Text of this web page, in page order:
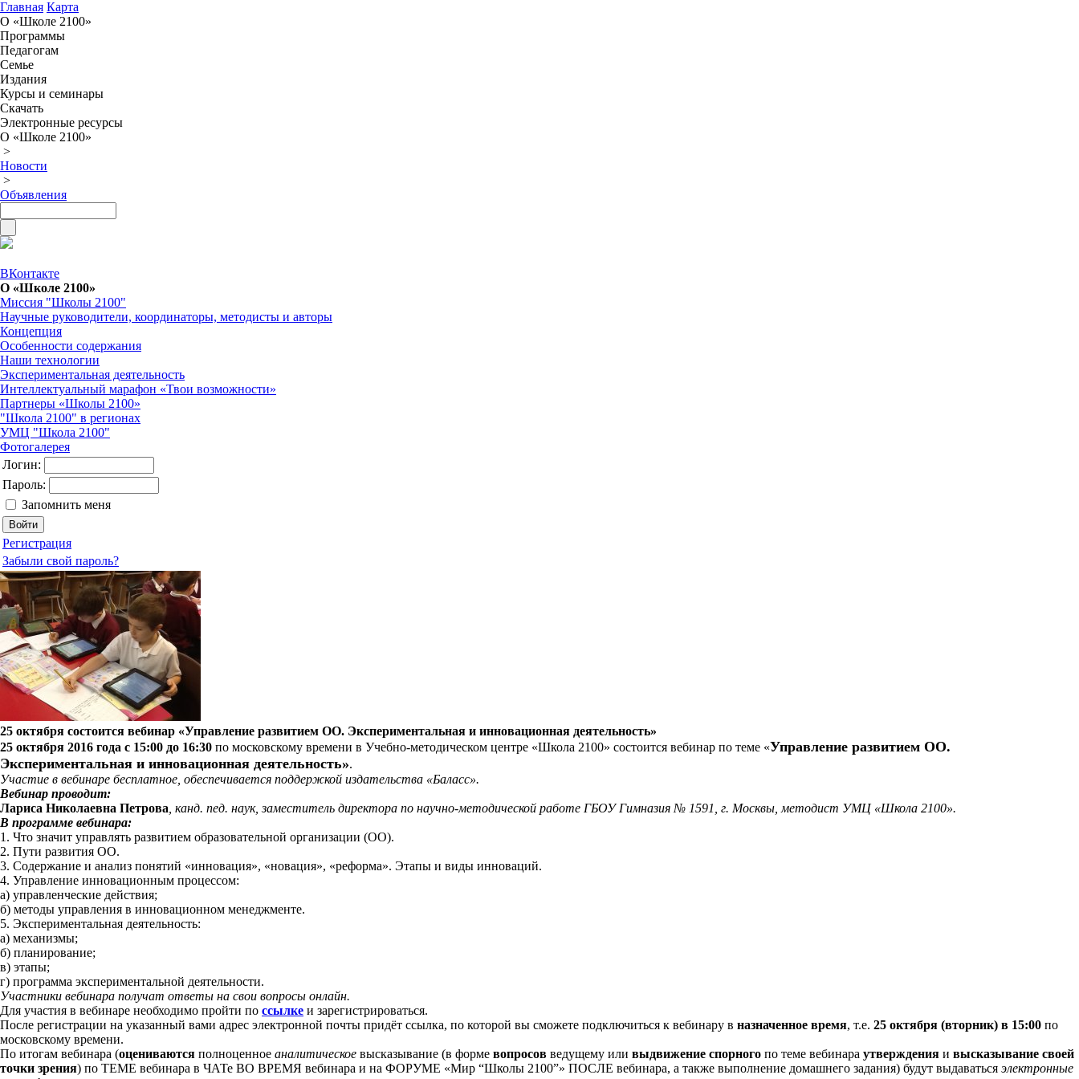
Главная Карта
О «Школе 2100»
Программы
Педагогам
Семье
Издания
Курсы и семинары
Скачать
Электронные ресурсы
О «Школе 2100»
>
Новости
>
Объявления
ВКонтакте
О «Школе 2100»
Миссия "Школы 2100"
Научные руководители, координаторы, методисты и авторы
Концепция
Особенности содержания
Наши технологии
Экспериментальная деятельность
Интеллектуальный марафон «Твои возможности»
Партнеры «Школы 2100»
"Школа 2100" в регионах
УМЦ "Школа 2100"
Фотогалерея
Логин:
Пароль:
Запомнить меня
Регистрация
Забыли свой пароль?
25 октября состоится вебинар «Управление развитием ОО. Экспериментальная и инновационная деятельность»
25 октября 2016 года с 15:00 до 16:30 по московскому времени в Учебно-методическом центре «Школа 2100» состоится вебинар по теме «Управление развитием ОО.
Экспериментальная и инновационная деятельность».
Участие в вебинаре бесплатное, обеспечивается поддержкой издательства «Баласс».
Вебинар проводит:
Лариса Николаевна Петрова , канд. пед. наук, заместитель директора по научно-методической работе ГБОУ Гимназия № 1591, г. Москвы, методист УМЦ «Школа 2100».
В программе вебинара:
1. Что значит управлять развитием образовательной организации (ОО).
2. Пути развития ОО.
3. Содержание и анализ понятий «инновация», «новация», «реформа». Этапы и виды инноваций.
4. Управление инновационным процессом:
а) управленческие действия;
б) методы управления в инновационном менеджменте.
5. Экспериментальная деятельность:
а) механизмы;
б) планирование;
в) этапы;
г) программа экспериментальной деятельности.
Участники вебинара получат ответы на свои вопросы онлайн.
Для участия в вебинаре необходимо пройти по ссылке и зарегистрироваться.
После регистрации на указанный вами адрес электронной почты придёт ссылка, по которой вы сможете подключиться к вебинару в назначенное время, т.е. 25 октября (вторник) в 15:00 по
московскому времени.
По итогам вебинара (оцениваются полноценное аналитическое высказывание (в форме вопросов ведущему или выдвижение спорного по теме вебинара утверждения и высказывание своей
точки зрения) по ТЕМЕ вебинара в ЧАТе ВО ВРЕМЯ вебинара и на ФОРУМЕ «Мир “Школы 2100”» ПОСЛЕ вебинара, а также выполнение домашнего задания) будут выдаваться электронные